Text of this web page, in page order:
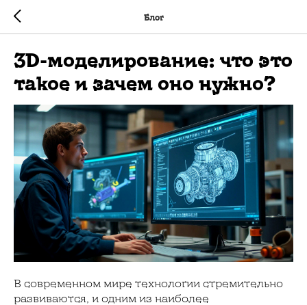
Блог
3D-моделирование: что это
такое и зачем оно нужно?
В современном мире технологии стремительно
развиваются, и одним из наиболее